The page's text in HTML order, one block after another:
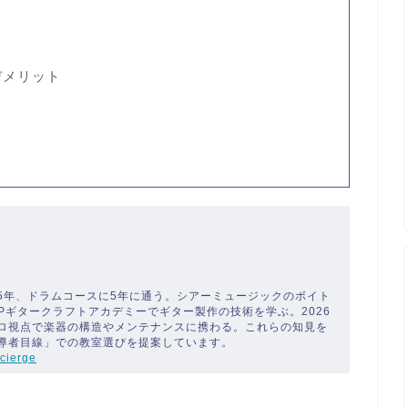
リット
、ドラムコースに5年に通う。シアーミュージックのボイト
タークラフトアカデミーでギター製作の技術を学ぶ。2026
点で楽器の構造やメンテナンスに携わる。これらの知見を
目線」での教室選びを提案しています。